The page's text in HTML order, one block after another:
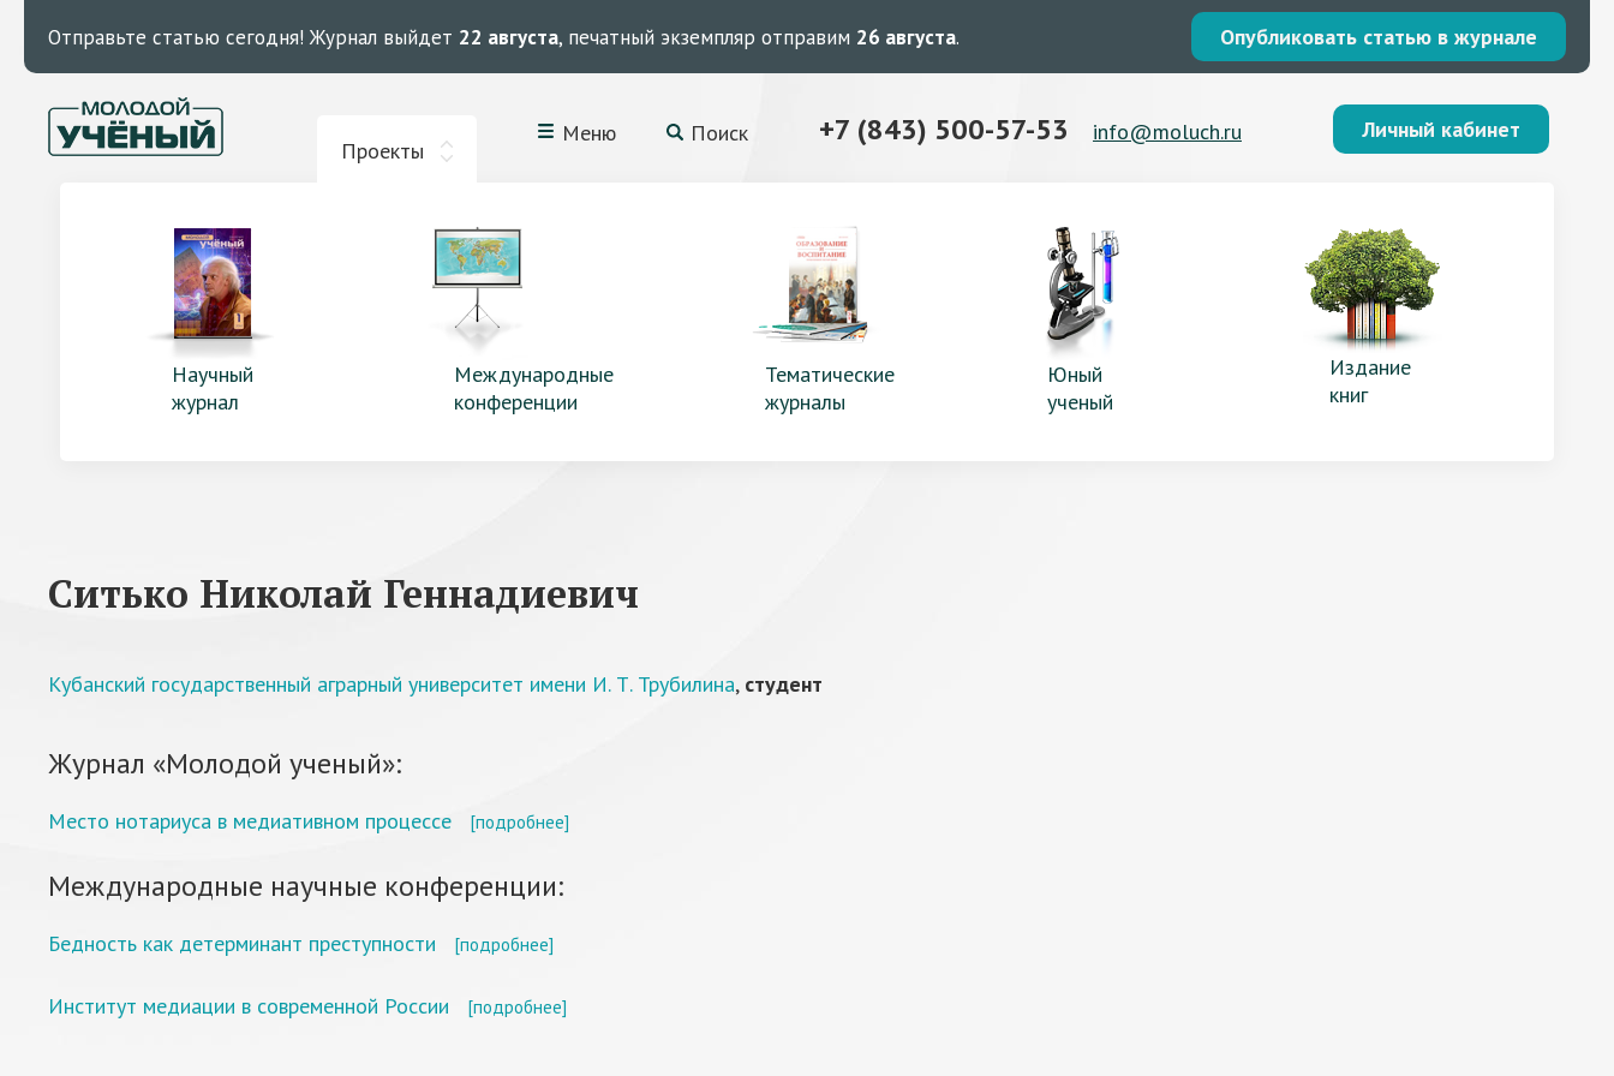
Отправьте статью сегодня! Журнал выйдет 22 августа, печатный экземпляр отправим 26 августа. Опубликовать статью в журнале
Проекты
Меню Поиск +7 (843) 500-57-53 info@moluch.ru Личный кабинет
Научный
журнал
Международные
конференции
Тематические
журналы
Юный
ученый
Издание
книг
Ситько Николай Геннадиевич
Кубанский государственный аграрный университет имени И. Т. Трубилина, студент
Журнал «Молодой ученый»:
Место нотариуса в медиативном процессе [подробнее]
Международные научные конференции:
Бедность как детерминант преступности [подробнее]
Институт медиации в современной России [подробнее]